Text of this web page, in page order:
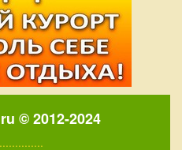
© 2012-2024